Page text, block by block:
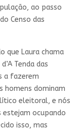
ao passo
Censo das
que Laura chama
Tenda das
a fazerem
homens dominam
eleitoral, e nós
estejam ocupando
isso, mas